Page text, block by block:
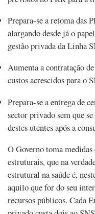
Prepara-se a retoma das
alargando desde já o
gestão privada da Linha
Aumenta a contratação
custos acrescidos para o
Prepara-se a entrega de
sector privado sem que
destes utentes após a
O Governo toma
estruturais, que na
estrutural na saúde é,
aquilo que for do seu
recursos públicos. Cada